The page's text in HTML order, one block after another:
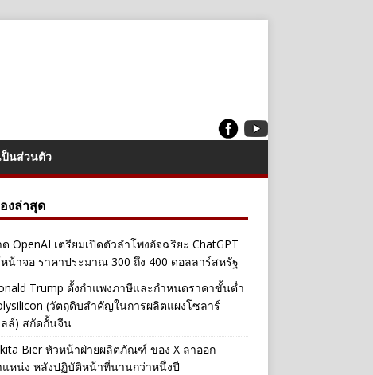
ป็นส่วนตัว
องล่าสุด
OpenAI เตรียมเปิดตัวลำโพงอัจฉริยะ ChatGPT
น้าจอ ราคาประมาณ 300 ถึง 400 ดอลลาร์สหรัฐ
Trump ตั้งกำแพงภาษีและกำหนดราคาขั้นต่ำ
(วัตถุดิบสำคัญในการผลิตแผงโซลาร์
ลล์) สกัดกั้นจีน
Bier หัวหน้าฝ่ายผลิตภัณฑ์ ของ X ลาออก
แหน่ง หลังปฏิบัติหน้าที่นานกว่าหนึ่งปี